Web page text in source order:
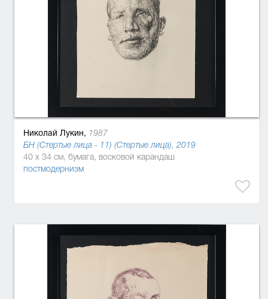
Николай Лукин, 1987
БН (Стертые лица - 11) (Стертые лица), 2019
40 x 34 см, бумага, восковой карандаш
постмодернизм